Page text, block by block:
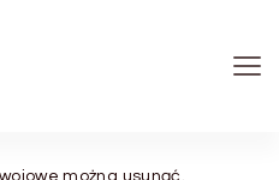
można usunąć.